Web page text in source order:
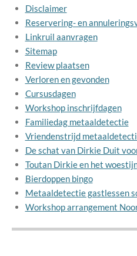
Disclaimer
Reservering- en
Linkruil aanvragen
Sitemap
Review plaatsen
Verloren en gevonden
Cursusdagen
Workshop inschrijfdagen
Familiedag metaaldetectie
Vriendenstrijd
De schat van Dirkie Duit
Toutan Dirkie en het
Bierdoppen bingo
Metaaldetectie gastlessen
Workshop arrangement